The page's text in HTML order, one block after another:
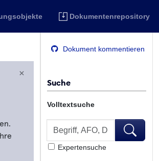
Dokumentenrepository
Dokument kommentieren
Suche
Volltextsuche
Expertensuche
×